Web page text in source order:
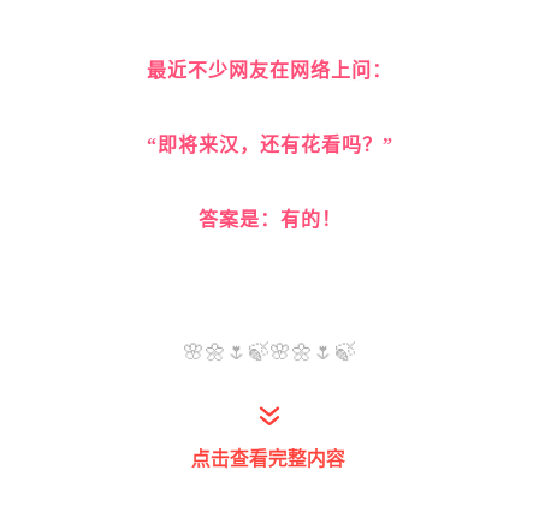
最近不少网友在网络上问：
“即将来汉，还有花看吗？”
答案是：有的！
🌸🌼 🌷 🍃🌸🌼 🌷 🍃
点击查看完整内容